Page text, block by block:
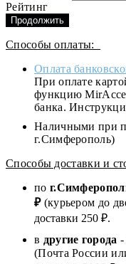
Рейтинг
Продолжить
Способы оплаты:
Оплата
При оплате
функцию
банка.
Наличными при
г.Симферополь)
Способы доставки и
по
₽(курьером до
доставки 250 ₽.
в другие города
(Почта России